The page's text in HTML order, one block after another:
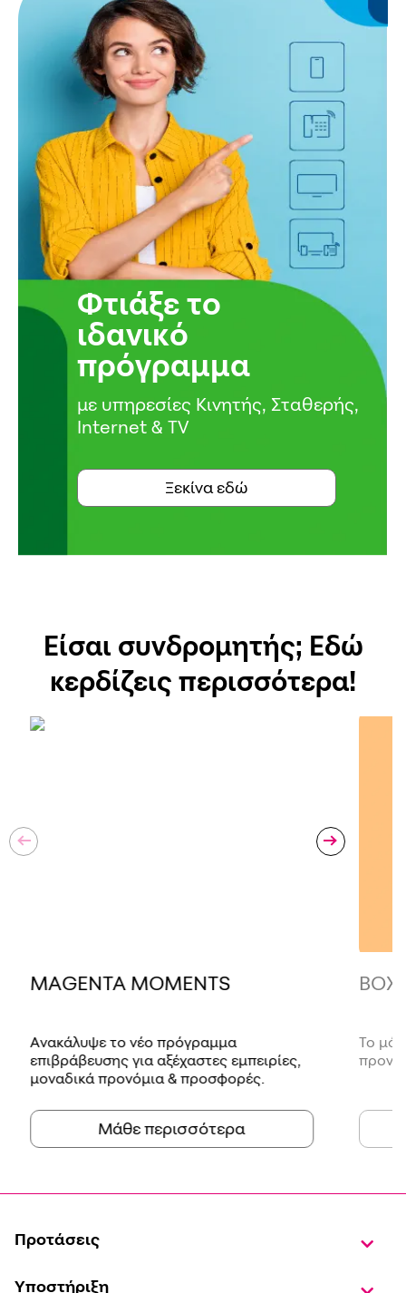
Φτιάξε το
ιδανικό
πρόγραμμα
με υπηρεσίες Κινητής, Σταθερής,
Internet & TV
Ξεκίνα εδώ
Είσαι συνδρομητής; Εδώ
κερδίζεις περισσότερα!
MAGENTA MOMENTS
Ανακάλυψε το νέο πρόγραμμα
επιβράβευσης για αξέχαστες εμπειρίες,
μοναδικά προνόμια & προσφορές.
Μάθε περισσότερα
BOX
Το
Προτάσεις
Υποστήριξη